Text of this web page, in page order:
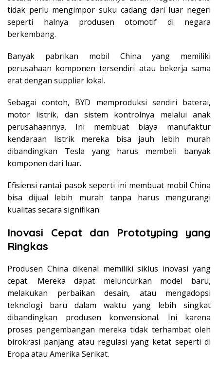
tidak perlu mengimpor suku cadang dari luar negeri
seperti halnya produsen otomotif di negara
berkembang.
Banyak pabrikan mobil China yang memiliki
perusahaan komponen tersendiri atau bekerja sama
erat dengan supplier lokal.
Sebagai contoh, BYD memproduksi sendiri baterai,
motor listrik, dan sistem kontrolnya melalui anak
perusahaannya. Ini membuat biaya manufaktur
kendaraan listrik mereka bisa jauh lebih murah
dibandingkan Tesla yang harus membeli banyak
komponen dari luar.
Efisiensi rantai pasok seperti ini membuat mobil China
bisa dijual lebih murah tanpa harus mengurangi
kualitas secara signifikan.
Inovasi Cepat dan Prototyping yang
Ringkas
Produsen China dikenal memiliki siklus inovasi yang
cepat. Mereka dapat meluncurkan model baru,
melakukan perbaikan desain, atau mengadopsi
teknologi baru dalam waktu yang lebih singkat
dibandingkan produsen konvensional. Ini karena
proses pengembangan mereka tidak terhambat oleh
birokrasi panjang atau regulasi yang ketat seperti di
Eropa atau Amerika Serikat.